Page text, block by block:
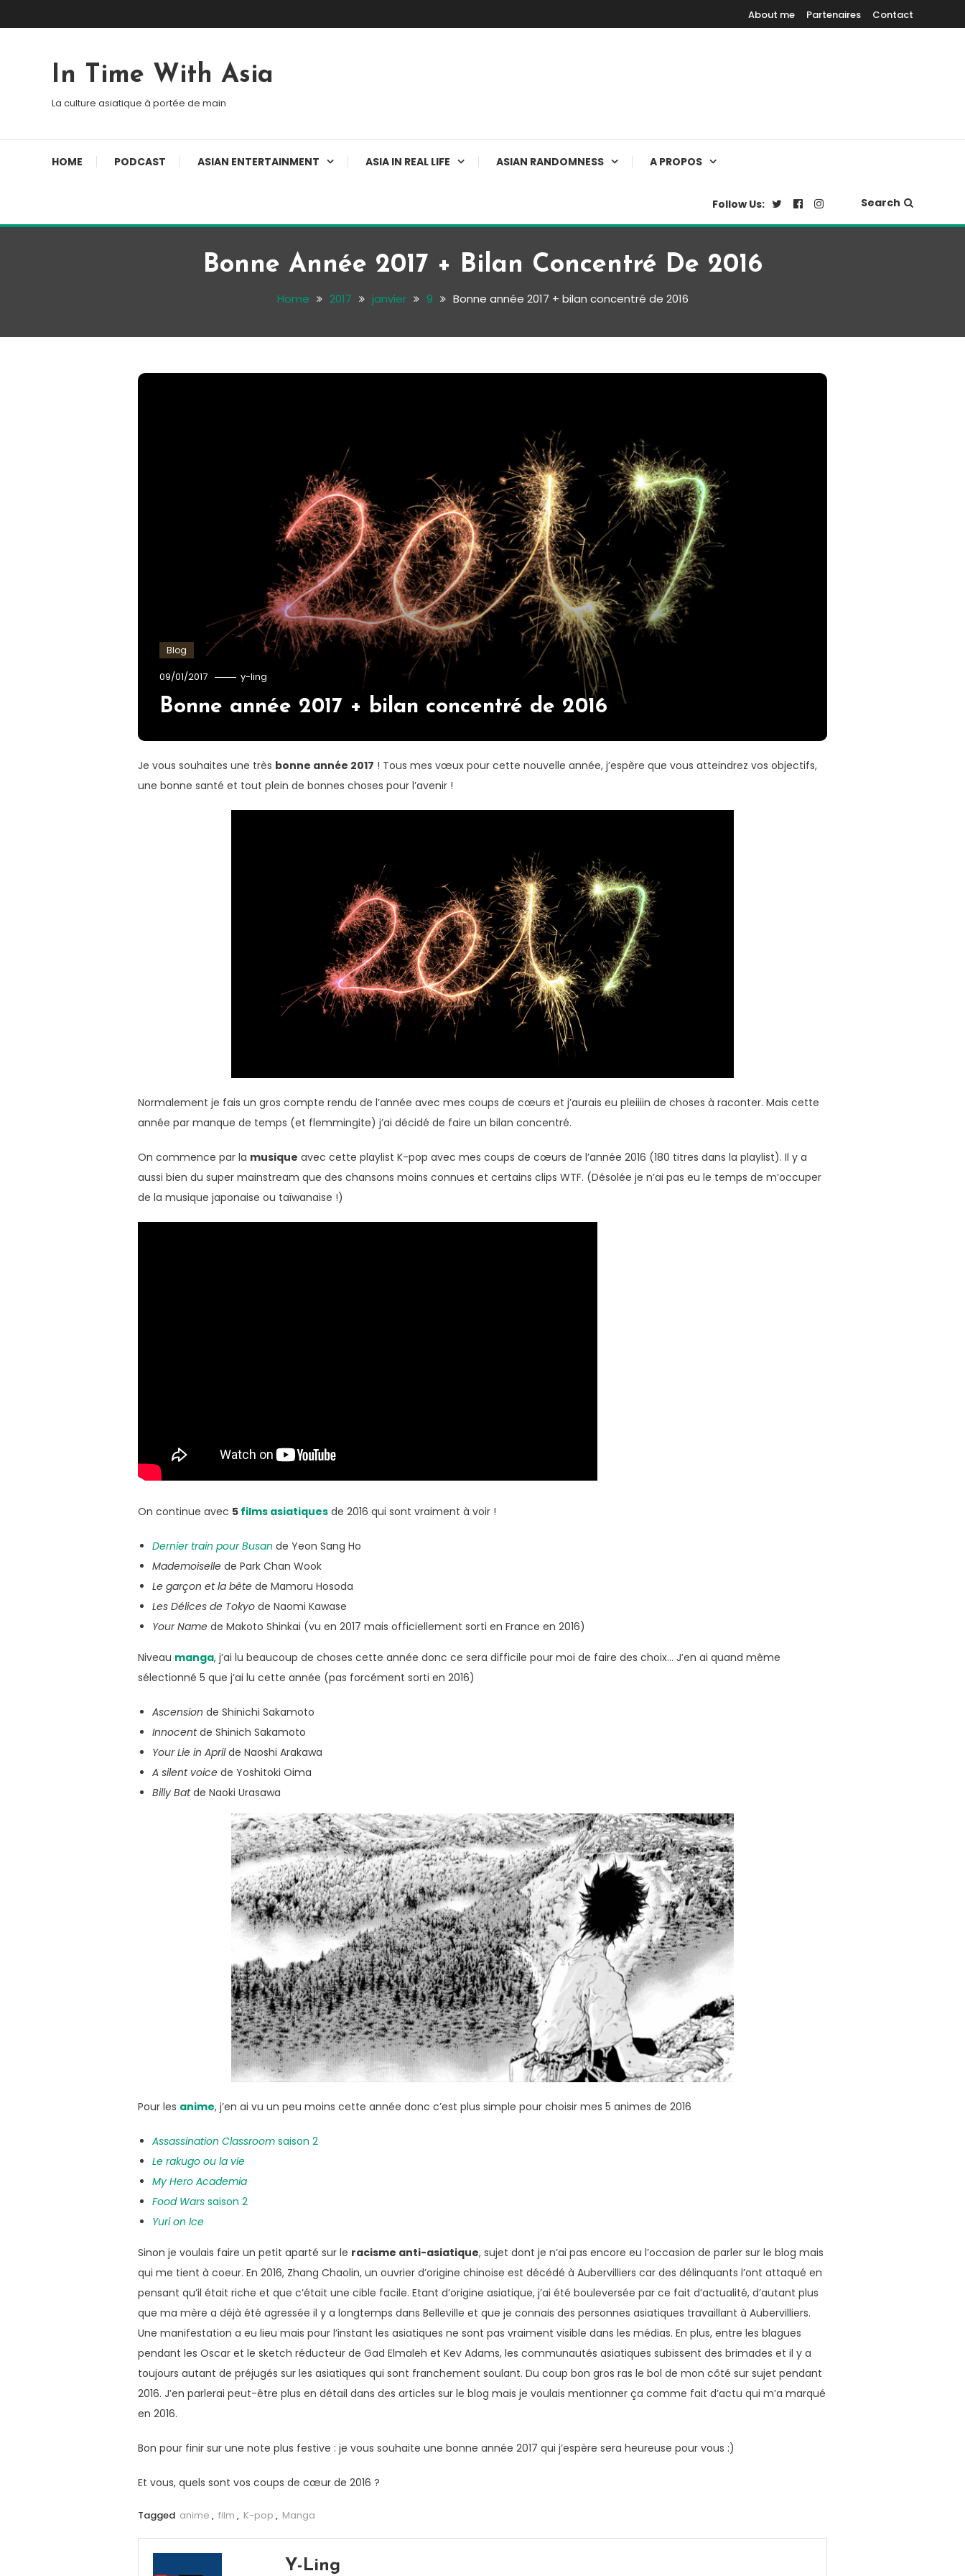
About me Partenaires Contact
In Time With Asia
La culture asiatique à portée de main
HOME PODCAST ASIAN ENTERTAINMENT ASIA IN REAL LIFE ASIAN RANDOMNESS A PROPOS
Follow Us: Search
Bonne Année 2017 + Bilan Concentré De 2016
Home 2017 janvier 9 Bonne année 2017 + bilan concentré de 2016
Blog
09/01/2017 y-ling
Bonne année 2017 + bilan concentré de 2016
Je vous souhaites une très bonne année 2017 ! Tous mes vœux pour cette nouvelle année, j’espère que vous atteindrez vos objectifs,
une bonne santé et tout plein de bonnes choses pour l’avenir !
Normalement je fais un gros compte rendu de l’année avec mes coups de cœurs et j’aurais eu pleiiiin de choses à raconter. Mais cette
année par manque de temps (et flemmingite) j’ai décidé de faire un bilan concentré.
On commence par la musique avec cette playlist K-pop avec mes coups de cœurs de l’année 2016 (180 titres dans la playlist). Il y a
aussi bien du super mainstream que des chansons moins connues et certains clips WTF. (Désolée je n’ai pas eu le temps de m’occuper
de la musique japonaise ou taïwanaise !)
On continue avec 5 films asiatiques de 2016 qui sont vraiment à voir !
Dernier train pour Busan de Yeon Sang Ho
Mademoiselle de Park Chan Wook
Le garçon et la bête de Mamoru Hosoda
Les Délices de Tokyo de Naomi Kawase
Your Name de Makoto Shinkai (vu en 2017 mais officiellement sorti en France en 2016)
Niveau manga, j’ai lu beaucoup de choses cette année donc ce sera difficile pour moi de faire des choix… J’en ai quand même
sélectionné 5 que j’ai lu cette année (pas forcément sorti en 2016)
Ascension de Shinichi Sakamoto
Innocentde Shinich Sakamoto
Your Lie in Aprilde Naoshi Arakawa
A silent voice de Yoshitoki Oima
Billy Batde Naoki Urasawa
Pour les anime, j’en ai vu un peu moins cette année donc c’est plus simple pour choisir mes 5 animes de 2016
Assassination Classroom saison 2
Le rakugo ou la vie
My Hero Academia
Food Wars saison 2
Yuri on Ice
Sinon je voulais faire un petit aparté sur le racisme anti-asiatique, sujet dont je n’ai pas encore eu l’occasion de parler sur le blog mais
qui me tient à coeur. En 2016, Zhang Chaolin, un ouvrier d’origine chinoise est décédé à Aubervilliers car des délinquants l’ont attaqué en
pensant qu’il était riche et que c’était une cible facile. Etant d’origine asiatique, j’ai été bouleversée par ce fait d’actualité, d’autant plus
que ma mère a déjà été agressée il y a longtemps dans Belleville et que je connais des personnes asiatiques travaillant à Aubervilliers.
Une manifestation a eu lieu mais pour l’instant les asiatiques ne sont pas vraiment visible dans les médias. En plus, entre les blagues
pendant les Oscar et le sketch réducteur de Gad Elmaleh et Kev Adams, les communautés asiatiques subissent des brimades et il y a
toujours autant de préjugés sur les asiatiques qui sont franchement soulant. Du coup bon gros ras le bol de mon côté sur sujet pendant
2016. J’en parlerai peut-être plus en détail dans des articles sur le blog mais je voulais mentionner ça comme fait d’actu qui m’a marqué
en 2016.
Bon pour finir sur une note plus festive : je vous souhaite une bonne année 2017 qui j’espère sera heureuse pour vous :)
Et vous, quels sont vos coups de cœur de 2016 ?
Tagged anime , film , K-pop , Manga
Y-Ling